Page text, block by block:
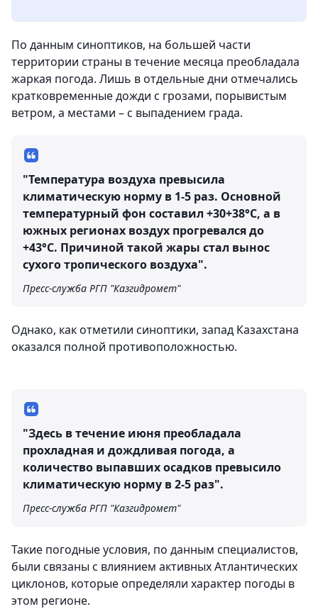
По данным синоптиков, на большей части
территории страны в течение месяца преобладала
жаркая погода. Лишь в отдельные дни отмечались
кратковременные дожди с грозами, порывистым
ветром, а местами – с выпадением града.
"Температура воздуха превысила
климатическую норму в 1-5 раз. Основной
температурный фон составил +30+38°С, а в
южных регионах воздух прогревался до
+43°С. Причиной такой жары стал вынос
сухого тропического воздуха".
Пресс-служба РГП "Казгидромет"
Однако, как отметили синоптики, запад Казахстана
оказался полной противоположностью.
"Здесь в течение июня преобладала
прохладная и дождливая погода, а
количество выпавших осадков превысило
климатическую норму в 2-5 раз".
Пресс-служба РГП "Казгидромет"
Такие погодные условия, по данным специалистов,
были связаны с влиянием активных Атлантических
циклонов, которые определяли характер погоды в
этом регионе.